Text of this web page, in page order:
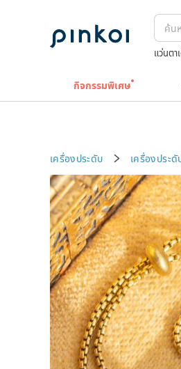
แว่นตา
กิจกรรมพิเศษ
เครื่องประดับ เครื่องประดั